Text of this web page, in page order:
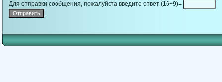
Для отправки сообщения, пожалуйста введите ответ (16+9)=